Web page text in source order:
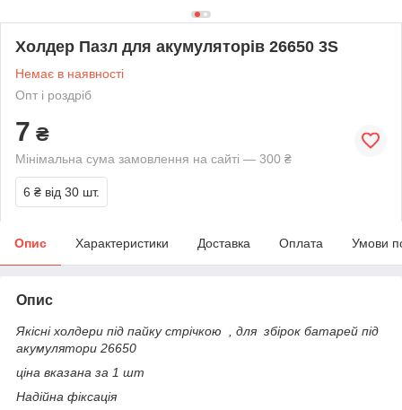
Холдер Пазл для акумуляторів 26650 3S
Немає в наявності
Опт і роздріб
7 ₴
Мінімальна сума замовлення на сайті — 300 ₴
6 ₴ від 30 шт.
Опис Характеристики Доставка Оплата Умови
Опис
Якісні холдери під пайку стрічкою , для збірок батарей під
акумулятори 26650
ціна вказана за 1 шт
Надійна фіксація